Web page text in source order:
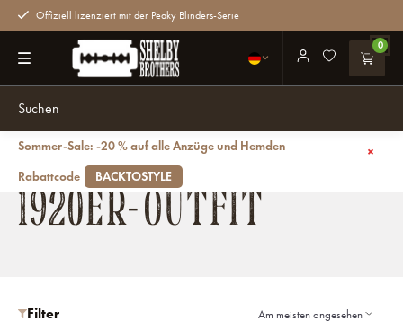
Offiziell lizenziert mit der Peaky Blinders-Serie
0
Sommer-Sale: -20 % auf alle Anzüge und Hemden
Rabattcode
BACKTOSTYLE
Outfits 1920er-Outfit
1920ER-OUTFIT
Filter